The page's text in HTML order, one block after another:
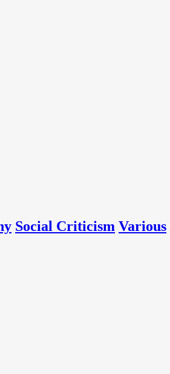
Social Criticism Various